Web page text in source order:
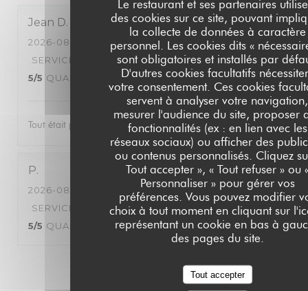
Le restaurant et ses partenaires
des cookies sur ce site, pouvant
la collecte de données à caractère
personnel. Les cookies dits «
sont obligatoires et installés par
D'autres cookies facultatifs
votre consentement. Ces cookies
servent à analyser votre navigation,
mesurer l'audience du site, proposer
fonctionnalités (ex : en lien avec les
réseaux sociaux) ou afficher des
ou contenus personnalisés. Cliquez
Tout accepter », « Tout refuser » ou
Personnaliser » pour gérer vos
préférences. Vous pouvez modifier
choix à tout moment en cliquant sur
représentant un cookie en bas à
des pages du site.
Tout accepter
Jean D
2026-08-06
- 21:00 - COUVERTS 2
SERVICE
AMBIANCE : 5/5 CUISINE:
5/5 QUALITÉ / PRIX : 5/5
Tout était parfait nous avons passé une très bonne soirée
P
2026-08-06
- 19:30 - COUVERTS 4
SERVICE
AMBIANCE: 5 /5 CUISINE:
5/5 QUALITÉ / PRIX: 4/5
3